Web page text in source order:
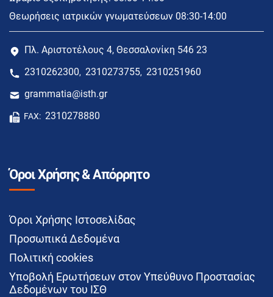
Θεωρήσεις ιατρικών γνωματεύσεων 08:30-14:00
Πλ. Αριστοτέλους 4, Θεσσαλονίκη 546 23
2310262300, 2310273755, 2310251960
grammatia@isth.gr
FAX: 2310278880
Όροι Χρήσης & Απόρρητο
Όροι Χρήσης Ιστοσελίδας
Προσωπικά Δεδομένα
Πολιτική cookies
Υποβολή Ερωτήσεων στον Υπεύθυνο Προστασίας
Δεδομένων του ΙΣΘ